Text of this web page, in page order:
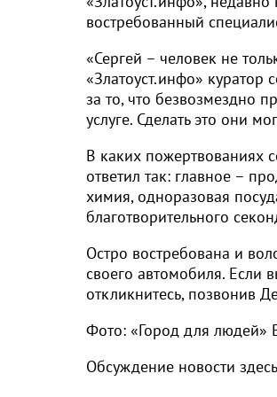
востребованный
«Сергей – человек не
«Златоуст.инфо»
за то, что безвозмездно
услуге. Сделать это они
В каких пожертвованиях
ответил так: главное –
химия, одноразовая
благотворительного
Остро востребована и
своего автомобиля. Если
откликнитесь, позвонив
Фото: «Город для людей»
Обсуждение новости